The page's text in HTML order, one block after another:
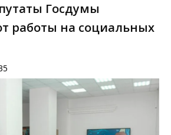
Госдумы
работы на социальных